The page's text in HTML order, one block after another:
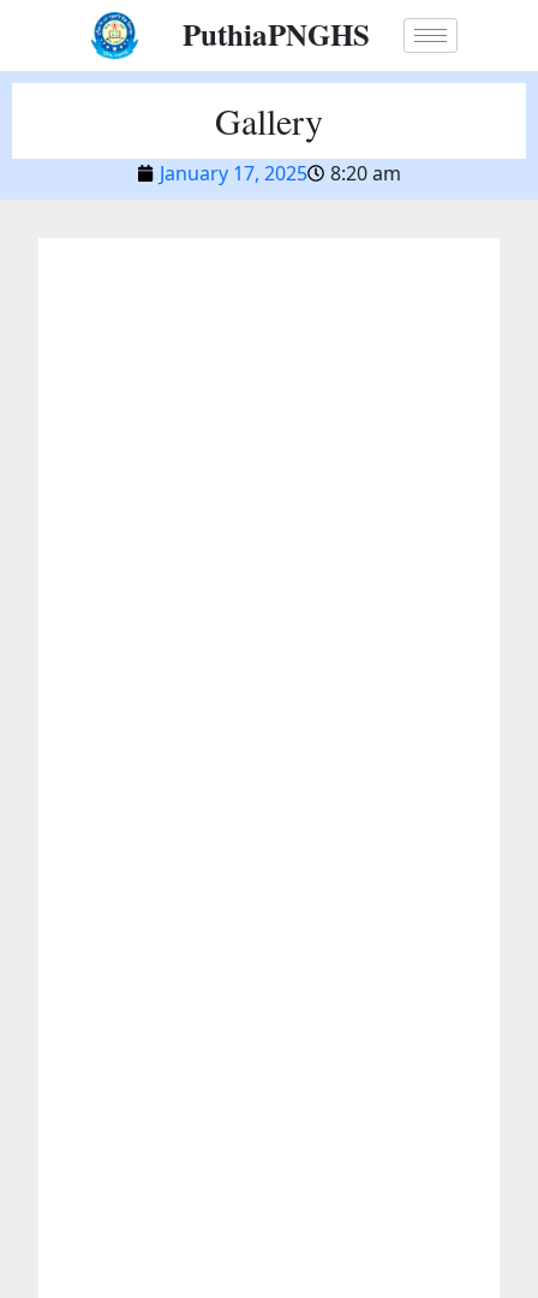
content
PuthiaPNGHS
Gallery
January 17, 2025 8:20 am